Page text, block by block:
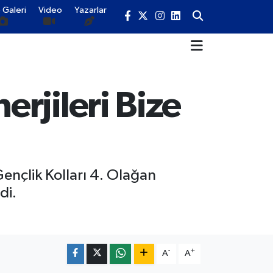
Galeri Video Yazarlar
Bize
Kolları 4. Olağan
A- A+